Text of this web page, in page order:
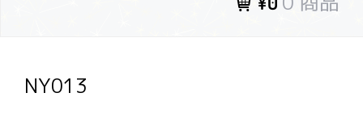
NY013